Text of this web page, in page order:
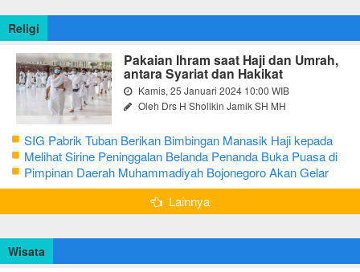
Religi
Pakaian Ihram saat Haji dan Umrah,
antara Syariat dan Hakikat
Kamis, 25 Januari 2024 10:00 WIB
Oleh Drs H Sholikin Jamik SH MH
SIG Pabrik Tuban Berikan Bimbingan Manasik Haji kepada
CJH Kabupaten Tuban
Melihat Sirine Peninggalan Belanda Penanda Buka Puasa di
Pendopo Bupati Blora
Pimpinan Daerah Muhammadiyah Bojonegoro Akan Gelar
Salat Iduladha 9 Juli 2022
Lainnya
Wisata